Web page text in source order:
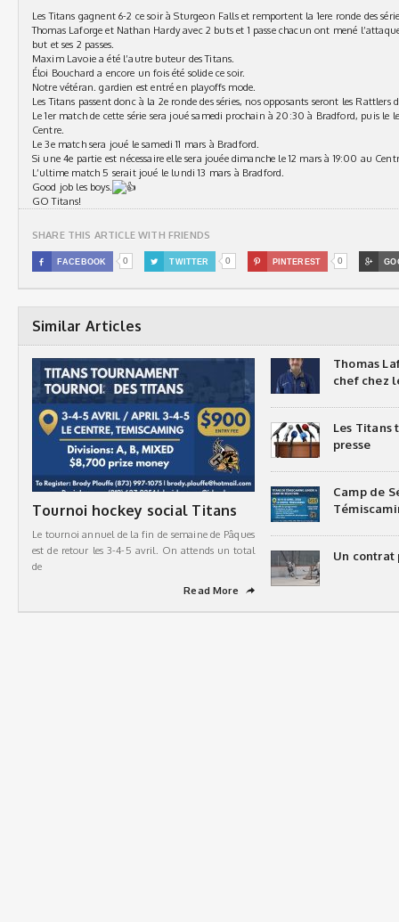
Les Titans gagnent 6-2 ce soir à Sturgeon Falls et remportent la 1ere ronde des
Thomas Laforge et Nathan Hardy avec 2 buts et 1 passe chacun ont mené
but et ses 2 passes.
Maxim Lavoie a été l’autre buteur des Titans.
Éloi Bouchard a encore un fois été solide ce soir.
Notre vétéran. gardien est entré en playoffs mode.
Les Titans passent donc à la 2e ronde des séries, nos opposants seront les Rattlers
Le 1er match de cette série sera joué samedi prochain à 20:30 à Bradford, puis
Centre.
Le 3e match sera joué le samedi 11 mars à Bradford.
Si une 4e partie est nécessaire elle sera jouée dimanche le 12 mars à 19:00 au
L’ultime match 5 serait joué le lundi 13 mars à Bradford.
Good job les boys.
GO Titans!
SHARE THIS ARTICLE WITH FRIENDS
 FACEBOOK 0  TWITTER 0  PINTEREST 0 
Similar Articles
Tournoi hockey social Titans
Le tournoi annuel de la fin de semaine de Pâques
est de retour les 3-4-5 avril. On attends un total
de
Read More
➦
Thomas
chef chez
Les Titans
presse
Camp de
Un contrat